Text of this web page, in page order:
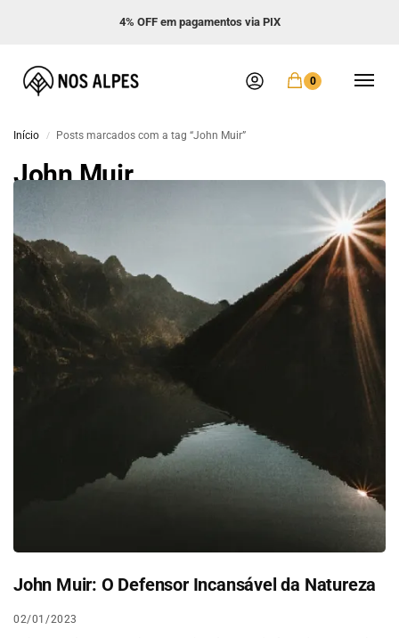
Frete GRÁTIS acima de R$ 299
0
Início / Posts marcados com a tag “John Muir”
John Muir
John Muir: O Defensor Incansável da Natureza
02/01/2023